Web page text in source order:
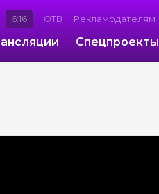
6:16 ОТВ Рекламодателям
Спецпроекты